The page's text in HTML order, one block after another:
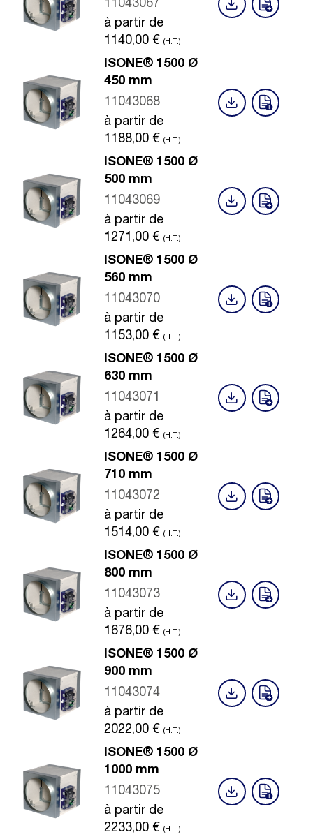
11043067
à partir de
1140,00 € (H.T.)
ISONE® 1500 Ø
450 mm
11043068
à partir de
1188,00 € (H.T.)
ISONE® 1500 Ø
500 mm
11043069
à partir de
1271,00 € (H.T.)
ISONE® 1500 Ø
560 mm
11043070
à partir de
1153,00 € (H.T.)
ISONE® 1500 Ø
630 mm
11043071
à partir de
1264,00 € (H.T.)
ISONE® 1500 Ø
710 mm
11043072
à partir de
1514,00 € (H.T.)
ISONE® 1500 Ø
800 mm
11043073
à partir de
1676,00 € (H.T.)
ISONE® 1500 Ø
900 mm
11043074
à partir de
2022,00 € (H.T.)
ISONE® 1500 Ø
1000 mm
11043075
à partir de
2233,00 € (H.T.)